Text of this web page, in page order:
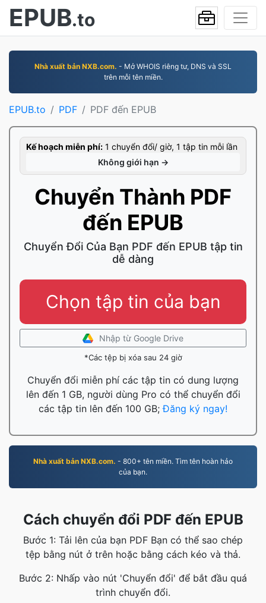
EPUB.to
Nhà xuất bản NXB.com. - Mở WHOIS riêng tư, DNS và SSL
trên mỗi tên miền.
EPUB.to PDF PDF đến EPUB
Kế hoạch miễn phí: 1 chuyển đổi/ giờ, 1 tập tin mỗi lần
Không giới hạn →
Chuyển Thành PDF
đến EPUB
Chuyển Đổi Của Bạn PDF đến EPUB tập tin
dễ dàng
Chọn tập tin của bạn
Nhập từ Google Drive
*Các tệp bị xóa sau 24 giờ
Chuyển đổi miễn phí các tập tin có dung lượng
lên đến 1 GB, người dùng Pro có thể chuyển đổi
các tập tin lên đến 100 GB;Đăng ký ngay!
Nhà xuất bản NXB.com. - 800+ tên miền. Tìm tên hoàn hảo
của bạn.
Cách chuyển đổi PDF đến EPUB
Bước 1: Tải lên của bạn PDF Bạn có thể sao chép
tệp bằng nút ở trên hoặc bằng cách kéo và thả.
Bước 2: Nhấp vào nút 'Chuyển đổi' để bắt đầu quá
trình chuyển đổi.